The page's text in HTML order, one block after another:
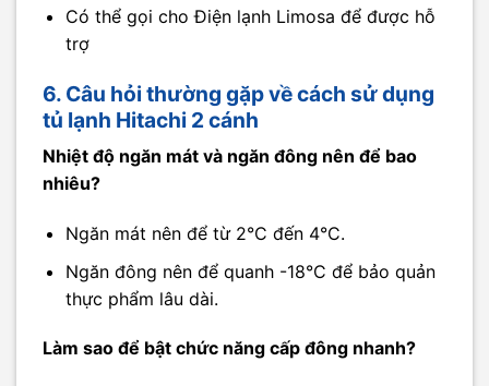
Có thể gọi cho Điện lạnh Limosa để được hỗ
trợ
6. Câu hỏi thường gặp về cách sử dụng
tủ lạnh Hitachi 2 cánh
Nhiệt độ ngăn mát và ngăn đông nên để bao
nhiêu?
Ngăn mát nên để từ 2°C đến 4°C.
Ngăn đông nên để quanh -18°C để bảo quản
thực phẩm lâu dài.
Làm sao để bật chức năng cấp đông nhanh?